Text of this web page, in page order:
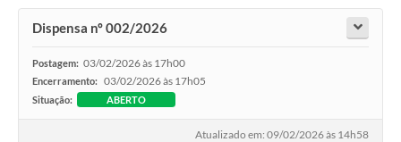
Dispensa nº 002/2026
Postagem: 03/02/2026 às 17h00
Encerramento: 03/02/2026 às 17h05
Situação: ABERTO
Atualizado em: 09/02/2026 às 14h58